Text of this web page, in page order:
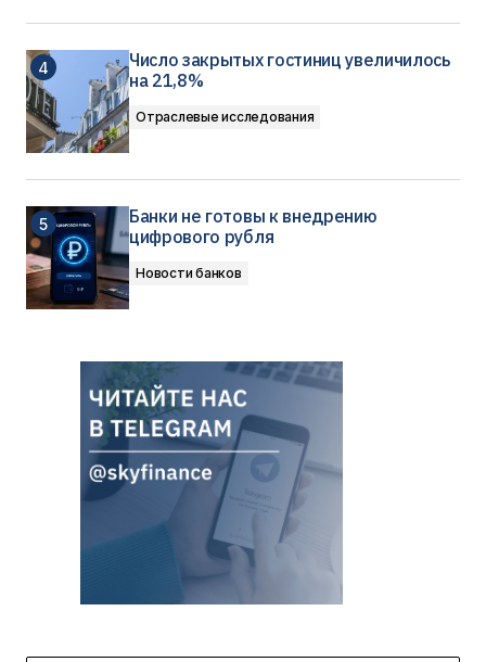
Число закрытых гостиниц увеличилось
на 21,8%
Отраслевые исследования
Банки не готовы к внедрению
цифрового рубля
Новости банков